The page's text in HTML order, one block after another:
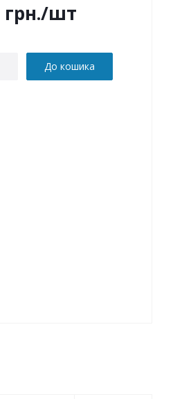
грн./шт
До кошика